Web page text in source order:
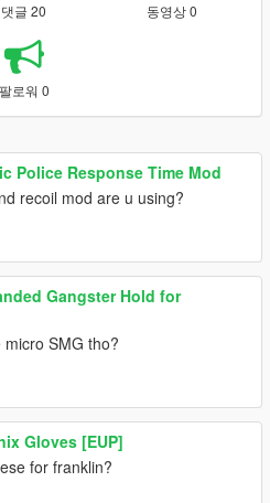
댓글 20 동영상 0
팔로워 0
Police Response Time Mod
recoil mod are u using?
Gangster Hold for
SMG tho?
Gloves [EUP]
for franklin?